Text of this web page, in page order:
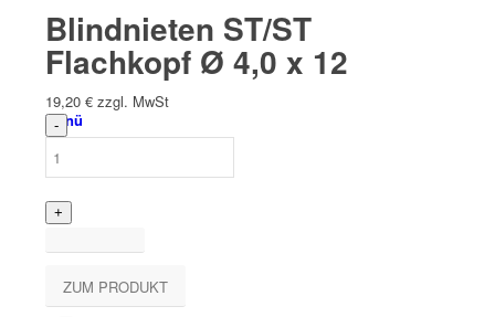
Menü
Blindnieten ST/ST
Flachkopf Ø 4,0 x 12
19,20 € zzgl. MwSt
ZUM PRODUKT